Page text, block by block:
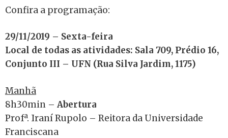
Confira a programação:
29/11/2019 – Sexta-feira
Local de todas as atividades: Sala 709, Prédio 16,
Conjunto III – UFN (Rua Silva Jardim, 1175)
Manhã
8h30min – Abertura
Profª. Iraní Rupolo – Reitora da Universidade
Franciscana